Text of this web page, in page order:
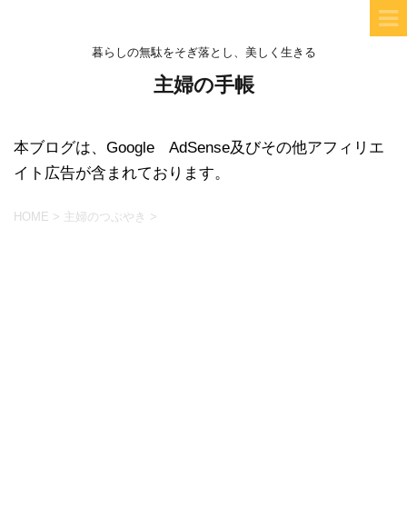
暮らしの無駄をそぎ落とし、美しく生きる
主婦の手帳
本ブログは、Google AdSense及びその他アフィリエ
イト広告が含まれております。
HOME > 主婦のつぶやき >